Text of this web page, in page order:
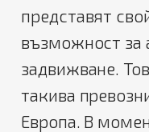
представят
възможност за
задвижване.
такива
Европа. В